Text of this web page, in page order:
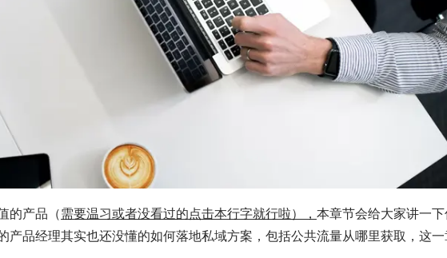
的产品（需要温习或者没看过的点击本行字就行啦）， 本章节会给大家讲一下
产品经理其实也还没懂的如何落地私域方案，包括公共流量从哪里获取，这一